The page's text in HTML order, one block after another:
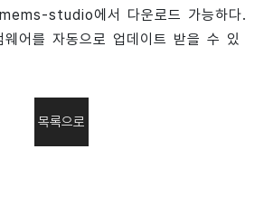
studio에서 다운로드 가능하다.
웨어를 자동으로 업데이트 받을 수 있
목록으로